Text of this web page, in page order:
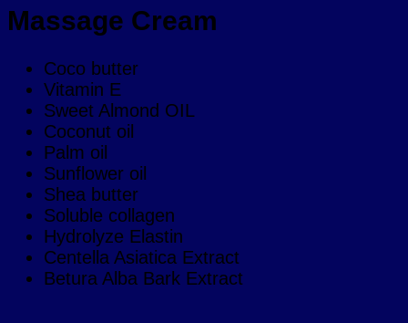
Massage Cream
Coco butter
Vitamin E
Sweet Almond OIL
Coconut oil
Palm oil
Sunflower oil
Shea butter
Soluble collagen
Hydrolyze Elastin
Centella Asiatica Extract
Betura Alba Bark Extract